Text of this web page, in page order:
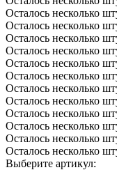
Осталось несколько
Осталось несколько
Осталось несколько
Осталось несколько
Осталось несколько
Осталось несколько
Осталось несколько
Осталось несколько
Осталось несколько
Осталось несколько
Осталось несколько
Осталось несколько
Выберите артикул: